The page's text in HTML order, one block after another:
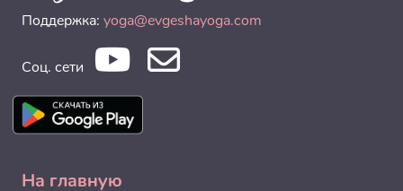
Поддержка: yoga@evgeshayoga.com
Соц. сети
На главную